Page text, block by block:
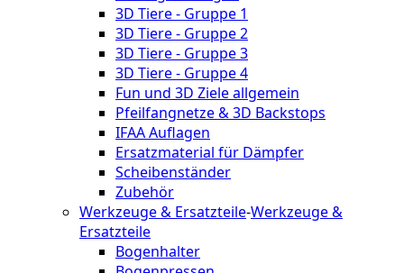
3D Tiere - Gruppe 1
3D Tiere - Gruppe 2
3D Tiere - Gruppe 3
3D Tiere - Gruppe 4
Fun und 3D Ziele allgemein
Pfeilfangnetze & 3D Backstops
IFAA Auflagen
Ersatzmaterial für Dämpfer
Scheibenständer
Zubehör
Werkzeuge & Ersatzteile-Werkzeuge &
Ersatzteile
Bogenhalter